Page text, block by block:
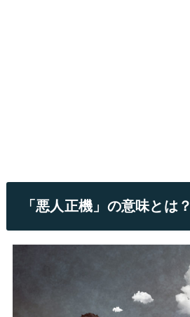
「悪人正機」の意味とは？